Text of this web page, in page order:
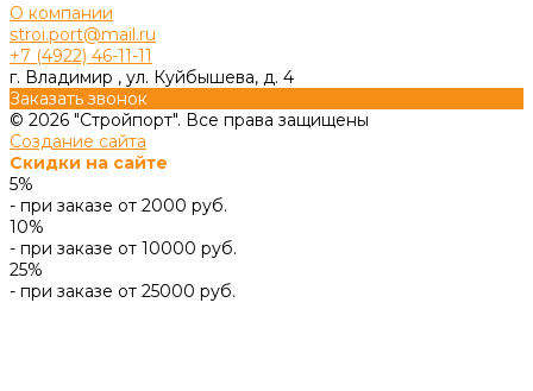
О компании
stroi.port@mail.ru
+7 (4922) 46-11-11
г. Владимир , ул. Куйбышева, д. 4
Заказать звонок
© 2026 "Стройпорт". Все права защищены
Создание сайта
Скидки на сайте
5%
- при заказе от 2000 руб.
10%
- при заказе от 10000 руб.
25%
- при заказе от 25000 руб.